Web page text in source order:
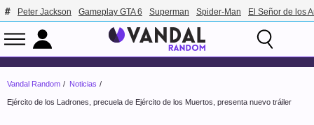
Peter Jackson Gameplay GTA 6 Superman Spider-Man El Señor de los
Vandal Random Noticias
Ejército de los Ladrones, precuela de Ejército de los Muertos, presenta nuevo tráiler